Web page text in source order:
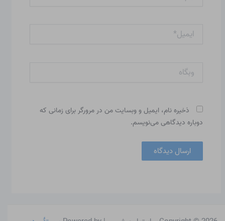
ایمیل*
ذخیره نام، ایمیل و وبسایت من در مرورگر برای زمانی که
دوباره دیدگاهی می‌نویسم.